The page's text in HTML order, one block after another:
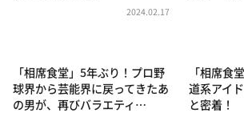
2024.02.17
「相席食堂」5年ぶり！プロ野
球界から芸能界に戻ってきたあ
の男が、再びバラエティ…
「相席食
道系アイ
と密着！